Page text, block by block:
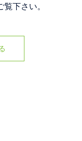
下さい。